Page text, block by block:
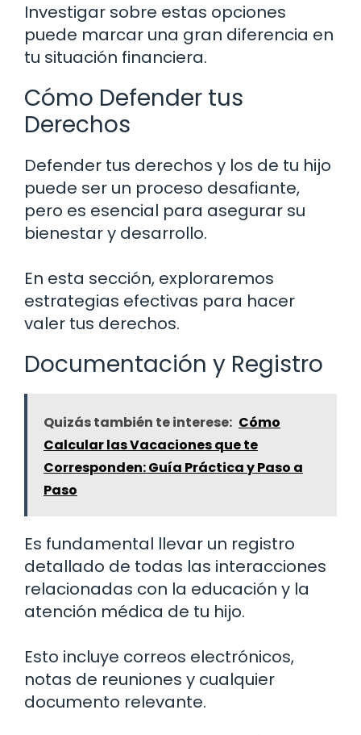
Investigar sobre estas opciones
puede marcar una gran diferencia en
tu situación financiera.
Cómo Defender tus
Derechos
Defender tus derechos y los de tu hijo
puede ser un proceso desafiante,
pero es esencial para asegurar su
bienestar y desarrollo.
En esta sección, exploraremos
estrategias efectivas para hacer
valer tus derechos.
Documentación y Registro
Quizás también te interese: Cómo
Calcular las Vacaciones que te
Corresponden: Guía Práctica y Paso a
Paso
Es fundamental llevar un registro
detallado de todas las interacciones
relacionadas con la educación y la
atención médica de tu hijo.
Esto incluye correos electrónicos,
notas de reuniones y cualquier
documento relevante.